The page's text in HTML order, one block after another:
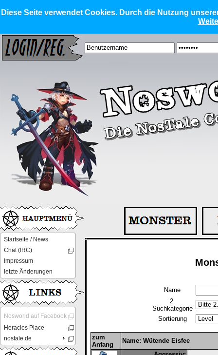
Diese Seite verwendet Cookies. Durch die Nutzung
Startseite / News
Chat (IRC)
Impressum
letzte Änderungen
Nosworld auf Facebook
Heracles Place
nostale.de
Name
2.
Suchkategorie
Sortierung
zum
Anfang
Name: Wütende Eisfee